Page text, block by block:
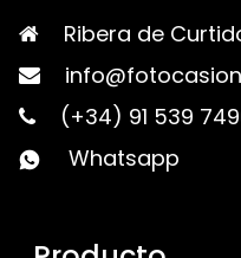
Ribera de
(+34) 91 539
Whatsapp